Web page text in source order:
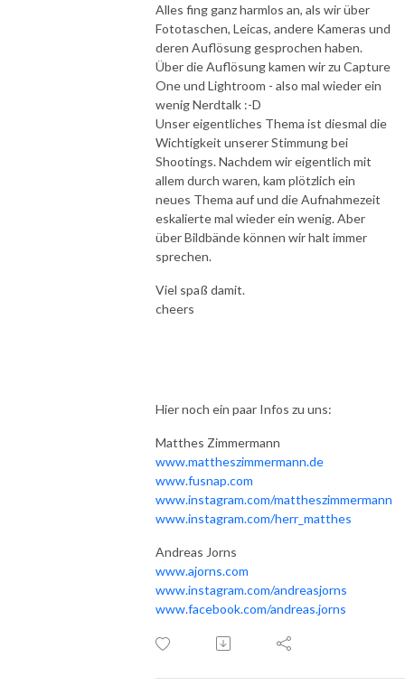
Alles fing ganz harmlos an, als wir über
Fototaschen, Leicas, andere Kameras und
deren Auflösung gesprochen haben.
Über die Auflösung kamen wir zu Capture
One und Lightroom - also mal wieder ein
wenig Nerdtalk :-D
Unser eigentliches Thema ist diesmal die
Wichtigkeit unserer Stimmung bei
Shootings. Nachdem wir eigentlich mit
allem durch waren, kam plötzlich ein
neues Thema auf und die Aufnahmezeit
eskalierte mal wieder ein wenig. Aber
über Bildbände können wir halt immer
sprechen.
Viel spaß damit.
cheers
Hier noch ein paar Infos zu uns:
Matthes Zimmermann
www.mattheszimmermann.de
www.fusnap.com
www.instagram.com/mattheszimmermann
www.instagram.com/herr_matthes
Andreas Jorns
www.ajorns.com
www.instagram.com/andreasjorns
www.facebook.com/andreas.jorns